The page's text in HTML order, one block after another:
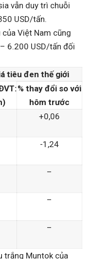
vẫn duy trì chuỗi
USD/tấn.
Việt Nam cũng
6.200 USD/tấn đối
tiêu đen thế giới
% thay đổi so với
hôm trước
+0,06
-1,24
–
–
–
trắng Muntok của